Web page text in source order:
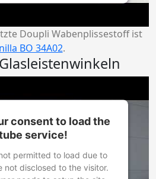
Doupli Wabenplissestoff ist
BO 34A02.
consent to load the
service!
permitted to load due to
not disclosed to the visitor.